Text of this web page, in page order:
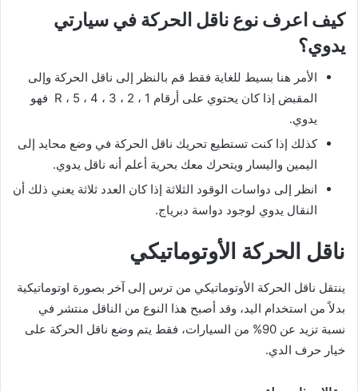
كيف اعرف نوع ناقل الحركة في سيارتي
يدوي؟
الأمر هنا بسيط للغاية فقط قم بالنظر إلى ناقل الحركة وإلى
المقبض إذا كان يحتوي على أرقام 1 ، 2 ، 3 ، 4 ، 5 ، R فهو
يدوي.
كذلك إذا كنت تستطيع تحريك ناقل الحركة في وضع محايد إلى
اليمين واليسار ويتحرك معك بحرية أعلم أنه ناقل يدوي.
انظر إلى دواسات الوقود الثلاثة إذا كان العدد ثلاثة يعني ذلك أن
النقال يدوي لوجود دواسة دبرياج.
ناقل الحركة الأوتوماتيكي
ينتقل ناقل الحركة الأوتوماتيكي من ترس إلى آخر بصورة اوتوماتيكية
بدلاً من استخدام اليد، وقد أصبح هذا النوع من الناقل منتشر في
نسبة تزيد عن 90% من السيارات، فقط يتم وضع ناقل الحركة على
خيار حرف الدي.